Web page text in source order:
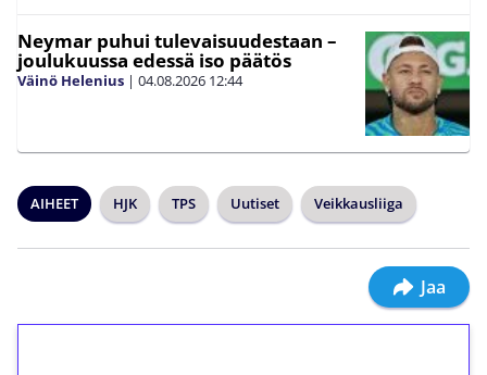
Neymar puhui tulevaisuudestaan –
joulukuussa edessä iso päätös
Väinö Helenius | 04.08.2026 12:44
AIHEET HJK TPS Uutiset Veikkausliiga
Jaa